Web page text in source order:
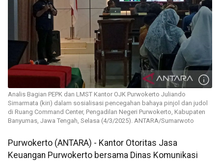
Analis Bagian PEPK dan LMST Kantor OJK Purwokerto Juliando
Simarmata (kiri) dalam sosialisasi pencegahan bahaya pinjol dan judol
di Ruang Command Center, Pengadilan Negeri Purwokerto, Kabupaten
Banyumas, Jawa Tengah, Selasa (4/3/2025). ANTARA/Sumarwoto
Purwokerto (ANTARA) - Kantor Otoritas Jasa
Keuangan Purwokerto bersama Dinas Komunikasi